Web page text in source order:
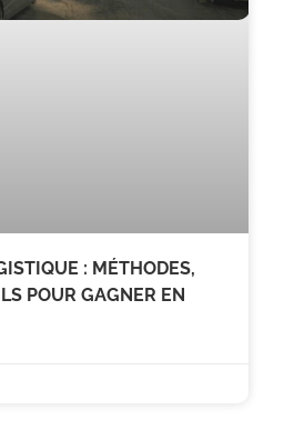
: MÉTHODES,
POUR GAGNER EN